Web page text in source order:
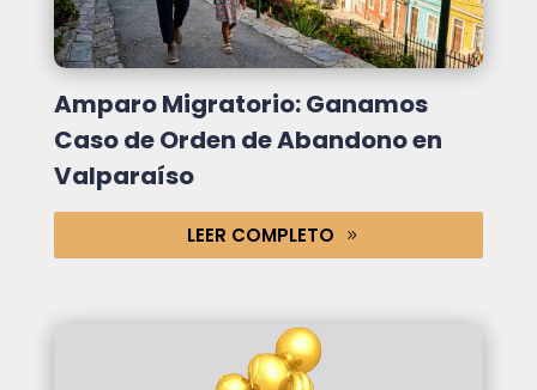
Amparo Migratorio: Ganamos
Caso de Orden de Abandono en
Valparaíso
LEER COMPLETO